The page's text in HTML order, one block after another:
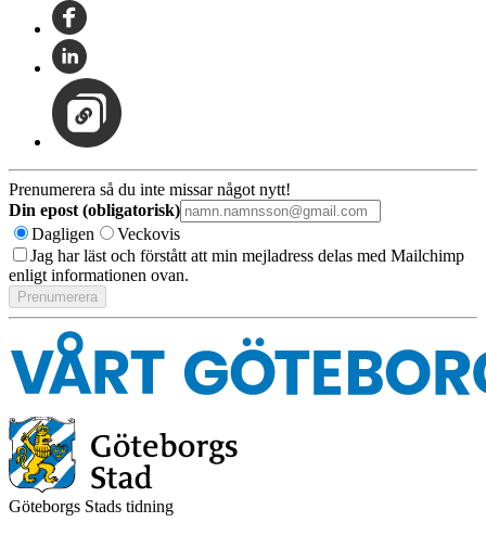
Prenumerera så du inte missar något nytt!
Din epost (obligatorisk)
Dagligen
Veckovis
Jag har läst och förstått att min mejladress delas med Mailchimp
enligt informationen ovan.
Göteborgs Stads tidning